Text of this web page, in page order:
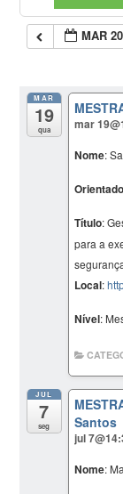
MAR
MAR
19
qua
mar
Nome:
Título:
para a
Local:
Nível:
JUL
7
seg
Santos
jul
Nome: